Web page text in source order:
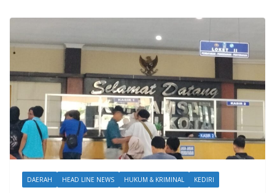
DAERAH HEAD LINE NEWS HUKUM & KRIMINAL KEDIRI